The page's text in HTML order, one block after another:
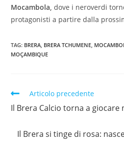
Mocambola,dove i neroverdi
protagonisti a partire dalla
TAG: BRERA BRERA TCHUMENE
MOÇAMBIQUE
Articolo precedente
Il Brera Calcio torna a giocare
Il Brera si tinge di rosa: